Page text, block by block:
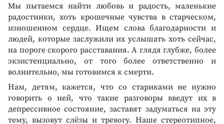
Мы пытаемся найти любовь и радость, маленькие
радостинки, хоть крошечные чувства в старческом,
изношенном сердце. Ищем слова благодарности и
людей, которые заслужили их услышать хоть сейчас,
на пороге скорого расставания. А глядя глубже, более
экзистенциально, от того более ответственно и
волнительно, мы готовимся к смерти.
Нам, детям, кажется, что со стариками не нужно
говорить о ней, что такие разговоры введут их в
депрессивное состояние, заставят задуматься на эту
тему, вызовут слёзы и тревогу. Наше стереотипное,